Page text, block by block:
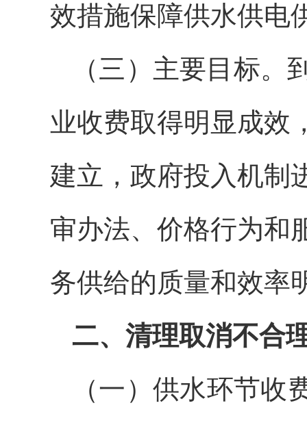
效措施保障供水供电
（三）主要目标。
业收费取得明显成效
建立，政府投入机制
审办法、价格行为和
务供给的质量和效率
二、清理取消不合
（一）供水环节收